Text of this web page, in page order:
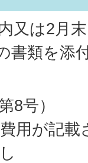
又は2月
書類を添
8号）
用が記載